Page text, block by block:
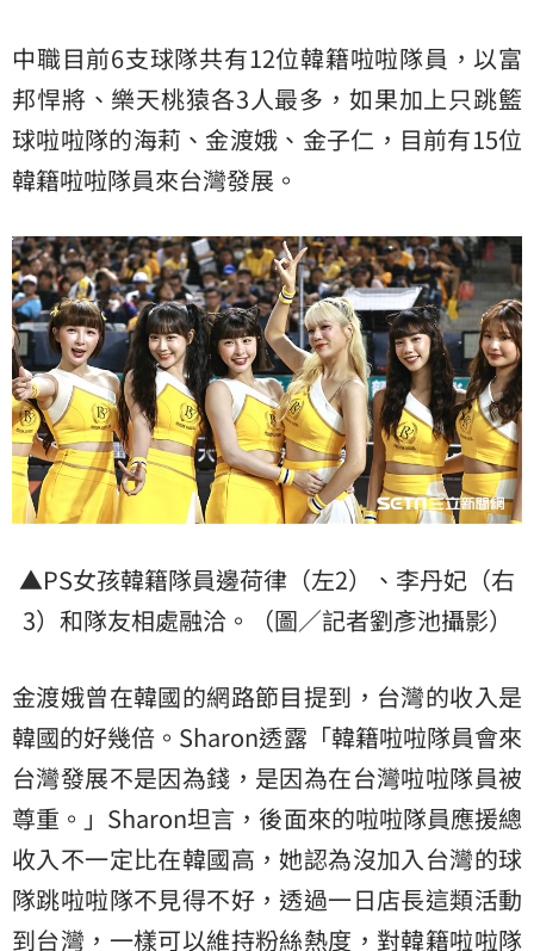
中職目前6支球隊共有12位韓籍啦啦隊員，以富
邦悍將、樂天桃猿各3人最多，如果加上只跳籃
球啦啦隊的海莉、金渡娥、金子仁，目前有15位
韓籍啦啦隊員來台灣發展。
▲PS女孩韓籍隊員邊荷律（左2）、李丹妃（右
3）和隊友相處融洽。（圖／記者劉彥池攝影）
金渡娥曾在韓國的網路節目提到，台灣的收入是
韓國的好幾倍。Sharon透露「韓籍啦啦隊員會來
台灣發展不是因為錢，是因為在台灣啦啦隊員被
尊重。」Sharon坦言，後面來的啦啦隊員應援總
收入不一定比在韓國高，她認為沒加入台灣的球
隊跳啦啦隊不見得不好，透過一日店長這類活動
到台灣，一樣可以維持粉絲熱度，對韓籍啦啦隊